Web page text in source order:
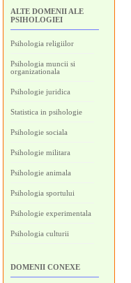
ALTE DOMENII ALE
PSIHOLOGIEI
Psihologia religiilor
Psihologia muncii si
organizationala
Psihologie juridica
Statistica in psihologie
Psihologie sociala
Psihologie militara
Psihologie animala
Psihologia sportului
Psihologie experimentala
Psihologia culturii
DOMENII CONEXE